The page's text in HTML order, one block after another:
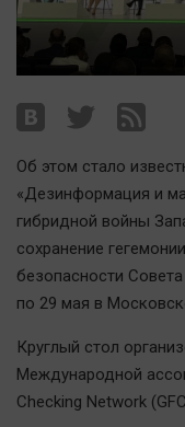
Архив
Наша победа
Общество
Политика
Экономика
Происшествия
Здоровье
Культура
Курилка
Спорт
Об этом стало
«Дезинформация и
гибридной войны
сохранение
безопасности
по 29 мая в
Круглый стол
Международной
Checking Network